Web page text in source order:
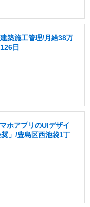
築施工管理/月給38万
日
ホアプリのUIデザイ
」/豊島区西池袋1丁